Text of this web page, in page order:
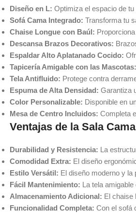
Diseño en L: Optimiza el espacio de
Sofá Cama Integrado: Transforma tu
Chaise Longue con Baúl:
Descansa Brazos Decorativos:
Espaldar Alto Aplatanado Cocido:
Tapicería Amigable con las Mascotas:
Tela Antifluido: Protege contra
Espuma de Alta Densidad: Garantiza
Color Personalizable: Disponible en
Mesa de Centro Incluidos: Completa
Ventajas de la Sala
Durabilidad y Resistencia: La
Comodidad Extra: El diseño
Estilo Versátil: El diseño moderno y la
Fácil Mantenimiento: La tela
Almacenamiento Adicional: El chaise
Funcionalidad Completa: Con el sofá